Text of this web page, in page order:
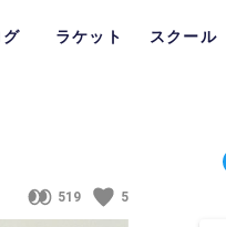
グ ラケット スクール
519 5